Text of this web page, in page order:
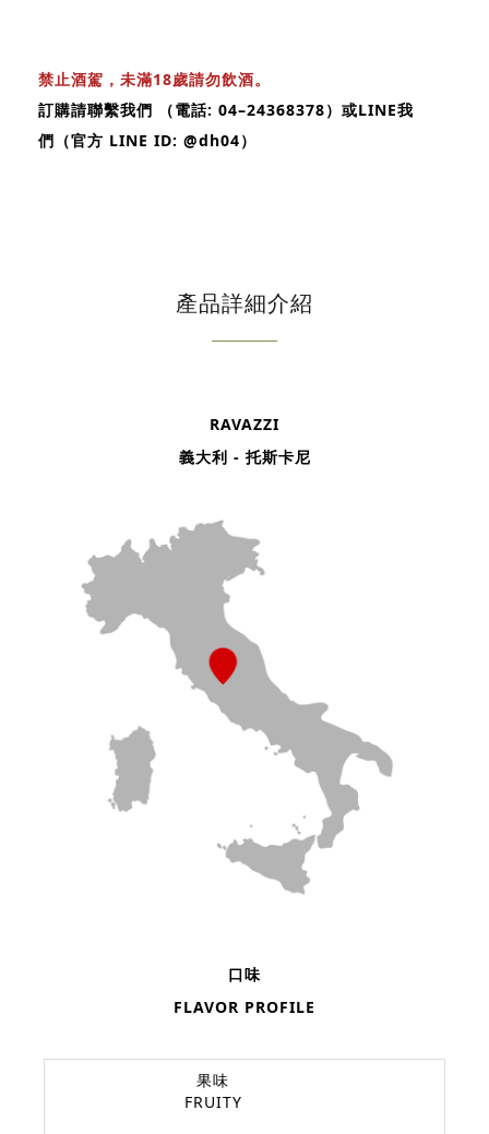
禁止酒駕，未滿18歲請勿飲酒。
訂購請聯繫我們 （電話: 04–24368378）或LINE我
們（官方 LINE ID: @dh04）
產品詳細介紹
RAVAZZI
義大利 - 托斯卡尼
口味
FLAVOR PROFILE
果味
FRUITY